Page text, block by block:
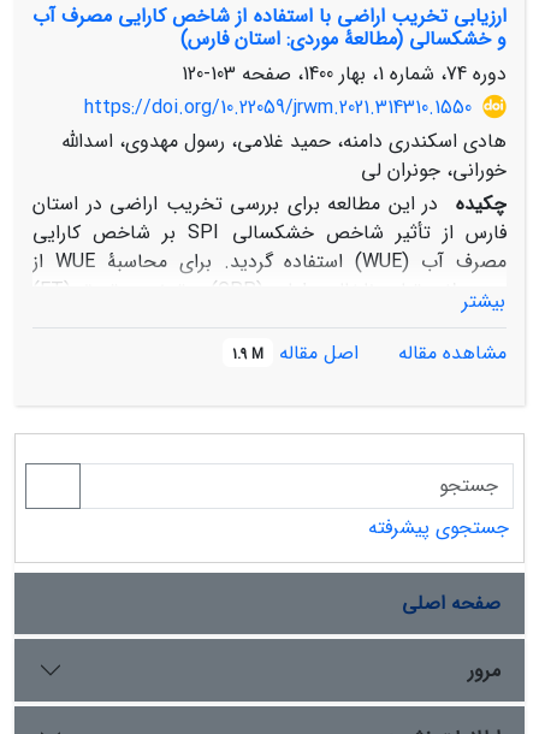
ارزیابی تخریب اراضی با استفاده از شاخص کارایی مصرف آب
و خشکسالی (مطالعۀ موردی: استان فارس)
دوره 74، شماره 1، بهار 1400، صفحه
103-120
https://doi.org/10.22059/jrwm.2021.314310.1550
هادی اسکندری دامنه، حمید غلامی، رسول مهدوی، اسدالله
خورانی، جونران لی
چکیده
در این مطالعه برای بررسی تخریب اراضی در استان
فارس از تأثیر شاخص خشکسالی SPI بر شاخص کارایی
مصرف آب (WUE) استفاده گردید. برای محاسبۀ WUE از
محصولات تولید ناخالص اولیه (GPP) و تبخیر و تعرق (ET)
حاصل از سنجندۀ مودیس استفاده شد و از داده‌های بارندگی
در بازۀ زمانی 2017-2001 با استفاده از رگرسیون خطی محاسبه و
به‌دنبال آن، از عکس‌العمل شاخص WUE به خشکسالی،
تخریب اراضی و بیابان‌زایی در کاربری‌های مختلف، با استفاده
از آنالیز همبستگی مورد ارزیابی قرار گرفت. نتایج نشان داد که
افزایش یافته‌اند. بررسی تأثیر خشکسالی بر WUE در
کاربری‌های اراضی کشاورزی و گراسلند نشان داد که رابطۀ
مثبت بین این دو شاخص به ترتیب در 9/75 و 87 درصد از
این کاربری‌ها دیده می‌شود که از این مقادیر به‌ترتیب 7/4 و
6/7 درصد رابطۀ معنی‌داری را نشان می‌‌دهد، این درحالی
است که در مابقی مساحت این کاربری‌ها این اثرگذاری منفی
بیشتر
مشاهده مقاله
اصل مقاله 1.9 M
جستجوی پیشرفته
صفحه اصلی
مرور